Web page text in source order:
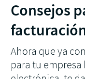
Consejos
Ahora que ya
para tu